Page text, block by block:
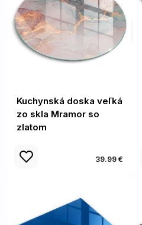
Kuchynská doska veľká
zo skla Mramor so
zlatom
39.99 €